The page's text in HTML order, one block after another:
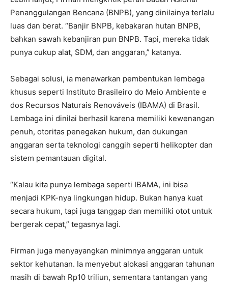
Penanggulangan Bencana (BNPB), yang dinilainya terlalu
luas dan berat. “Banjir BNPB, kebakaran hutan BNPB,
bahkan sawah kebanjiran pun BNPB. Tapi, mereka tidak
punya cukup alat, SDM, dan anggaran,” katanya.
Sebagai solusi, ia menawarkan pembentukan lembaga
khusus seperti Instituto Brasileiro do Meio Ambiente e
dos Recursos Naturais Renováveis (IBAMA) di Brasil.
Lembaga ini dinilai berhasil karena memiliki kewenangan
penuh, otoritas penegakan hukum, dan dukungan
anggaran serta teknologi canggih seperti helikopter dan
sistem pemantauan digital.
“Kalau kita punya lembaga seperti IBAMA, ini bisa
menjadi KPK-nya lingkungan hidup. Bukan hanya kuat
secara hukum, tapi juga tanggap dan memiliki otot untuk
bergerak cepat,” tegasnya lagi.
Firman juga menyayangkan minimnya anggaran untuk
sektor kehutanan. Ia menyebut alokasi anggaran tahunan
masih di bawah Rp10 triliun, sementara tantangan yang